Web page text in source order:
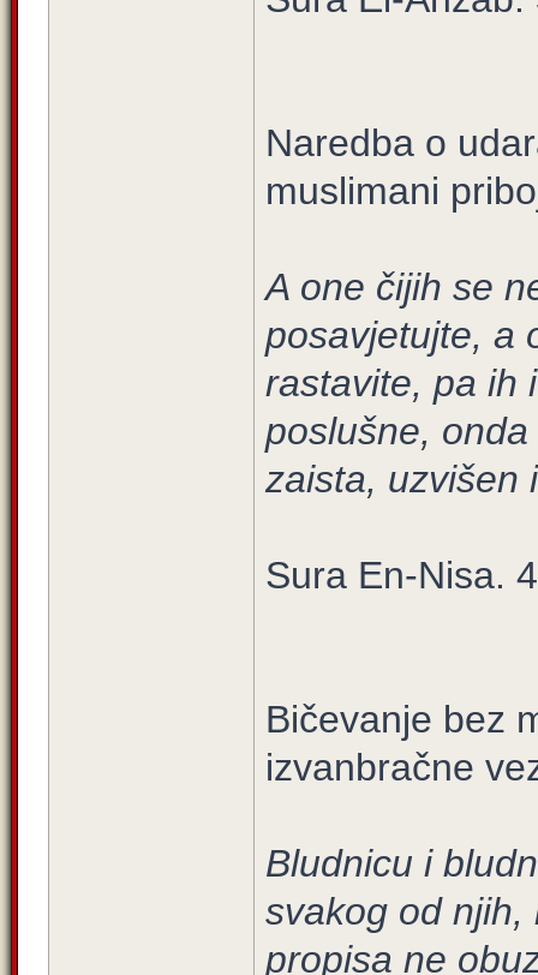
Naredba o
muslimani
A one čijih se
posavjetujte, a
rastavite, pa ih
poslušne,
zaista, uzvišen
Sura En-Nisa.
Bičevanje bez
izvanbračne
Bludnicu i
svakog od njih,
propisa ne